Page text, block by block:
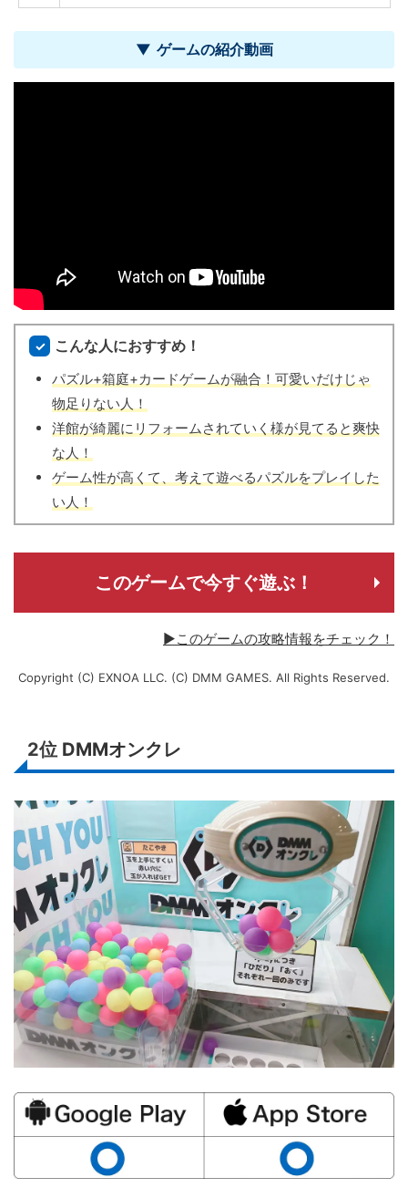
ゲームの紹介動画
こんな人におすすめ！
パズル+箱庭+カードゲームが融合！可愛いだけじゃ
物足りない人！
洋館が綺麗にリフォームされていく様が見てると爽快
な人！
ゲーム性が高くて、考えて遊べるパズルをプレイした
い人！
このゲームで今すぐ遊ぶ！
▶このゲームの攻略情報をチェック！
Copyright (C) EXNOA LLC. (C) DMM GAMES. All Rights Reserved.
2位 DMMオンクレ